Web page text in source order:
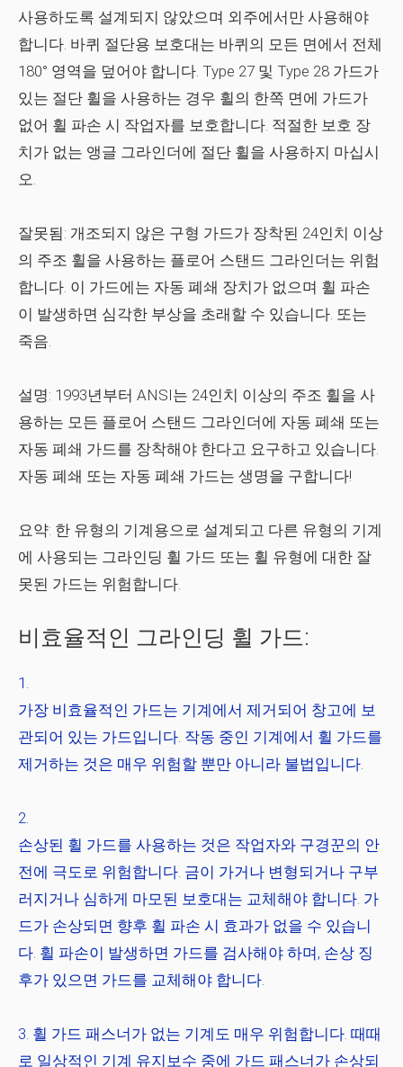
사용하도록 설계되지 않았으며 외주에서만 사용해야
합니다. 바퀴 절단용 보호대는 바퀴의 모든 면에서 전체
180° 영역을 덮어야 합니다. Type 27 및 Type 28 가드가
있는 절단 휠을 사용하는 경우 휠의 한쪽 면에 가드가
없어 휠 파손 시 작업자를 보호합니다. 적절한 보호 장
치가 없는 앵글 그라인더에 절단 휠을 사용하지 마십시
오.
잘못됨: 개조되지 않은 구형 가드가 장착된 24인치 이상
의 주조 휠을 사용하는 플로어 스탠드 그라인더는 위험
합니다. 이 가드에는 자동 폐쇄 장치가 없으며 휠 파손
이 발생하면 심각한 부상을 초래할 수 있습니다. 또는
죽음.
설명: 1993년부터 ANSI는 24인치 이상의 주조 휠을 사
용하는 모든 플로어 스탠드 그라인더에 자동 폐쇄 또는
자동 폐쇄 가드를 장착해야 한다고 요구하고 있습니다.
자동 폐쇄 또는 자동 폐쇄 가드는 생명을 구합니다!
요약: 한 유형의 기계용으로 설계되고 다른 유형의 기계
에 사용되는 그라인딩 휠 가드 또는 휠 유형에 대한 잘
못된 가드는 위험합니다.
비효율적인 그라인딩 휠 가드:
가장 비효율적인 가드는 기계에서 제거되어 창고에 보
관되어 있는 가드입니다. 작동 중인 기계에서 휠 가드를
제거하는 것은 매우 위험할 뿐만 아니라 불법입니다.
손상된 휠 가드를 사용하는 것은 작업자와 구경꾼의 안
전에 극도로 위험합니다. 금이 가거나 변형되거나 구부
러지거나 심하게 마모된 보호대는 교체해야 합니다. 가
드가 손상되면 향후 휠 파손 시 효과가 없을 수 있습니
다. 휠 파손이 발생하면 가드를 검사해야 하며, 손상 징
후가 있으면 가드를 교체해야 합니다.
휠 가드 패스너가 없는 기계도 매우 위험합니다. 때때
로 일상적인 기계 유지보수 중에 가드 패스너가 손상되